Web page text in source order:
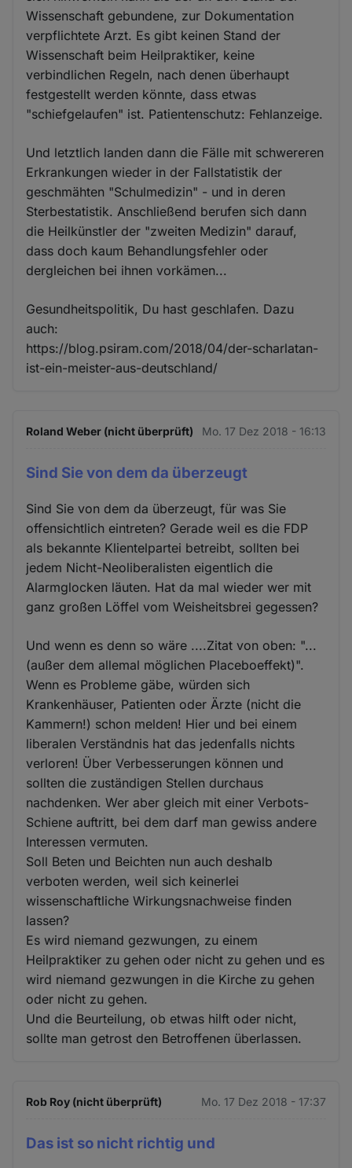
Wissenschaft gebundene, zur Dokumentation
verpflichtete Arzt. Es gibt keinen Stand der
Wissenschaft beim Heilpraktiker, keine
verbindlichen Regeln, nach denen überhaupt
festgestellt werden könnte, dass etwas
"schiefgelaufen" ist. Patientenschutz: Fehlanzeige.
Und letztlich landen dann die Fälle mit schwereren
Erkrankungen wieder in der Fallstatistik der
geschmähten "Schulmedizin" - und in deren
Sterbestatistik. Anschließend berufen sich dann
die Heilkünstler der "zweiten Medizin" darauf,
dass doch kaum Behandlungsfehler oder
dergleichen bei ihnen vorkämen...
Gesundheitspolitik, Du hast geschlafen. Dazu
auch:
https://blog.psiram.com/2018/04/der-scharlatan-
ist-ein-meister-aus-deutschland/
Roland Weber (nicht überprüft) Mo. 17 Dez 2018 - 16:13
Sind Sie von dem da überzeugt
Sind Sie von dem da überzeugt, für was Sie
offensichtlich eintreten? Gerade weil es die FDP
als bekannte Klientelpartei betreibt, sollten bei
jedem Nicht-Neoliberalisten eigentlich die
Alarmglocken läuten. Hat da mal wieder wer mit
ganz großen Löffel vom Weisheitsbrei gegessen?
Und wenn es denn so wäre ....Zitat von oben: "...
(außer dem allemal möglichen Placeboeffekt)".
Wenn es Probleme gäbe, würden sich
Krankenhäuser, Patienten oder Ärzte (nicht die
Kammern!) schon melden! Hier und bei einem
liberalen Verständnis hat das jedenfalls nichts
verloren! Über Verbesserungen können und
sollten die zuständigen Stellen durchaus
nachdenken. Wer aber gleich mit einer Verbots-
Schiene auftritt, bei dem darf man gewiss andere
Interessen vermuten.
Soll Beten und Beichten nun auch deshalb
verboten werden, weil sich keinerlei
wissenschaftliche Wirkungsnachweise finden
lassen?
Es wird niemand gezwungen, zu einem
Heilpraktiker zu gehen oder nicht zu gehen und es
wird niemand gezwungen in die Kirche zu gehen
oder nicht zu gehen.
Und die Beurteilung, ob etwas hilft oder nicht,
sollte man getrost den Betroffenen überlassen.
Rob Roy (nicht überprüft) Mo. 17 Dez 2018 - 17:37
Das ist so nicht richtig und